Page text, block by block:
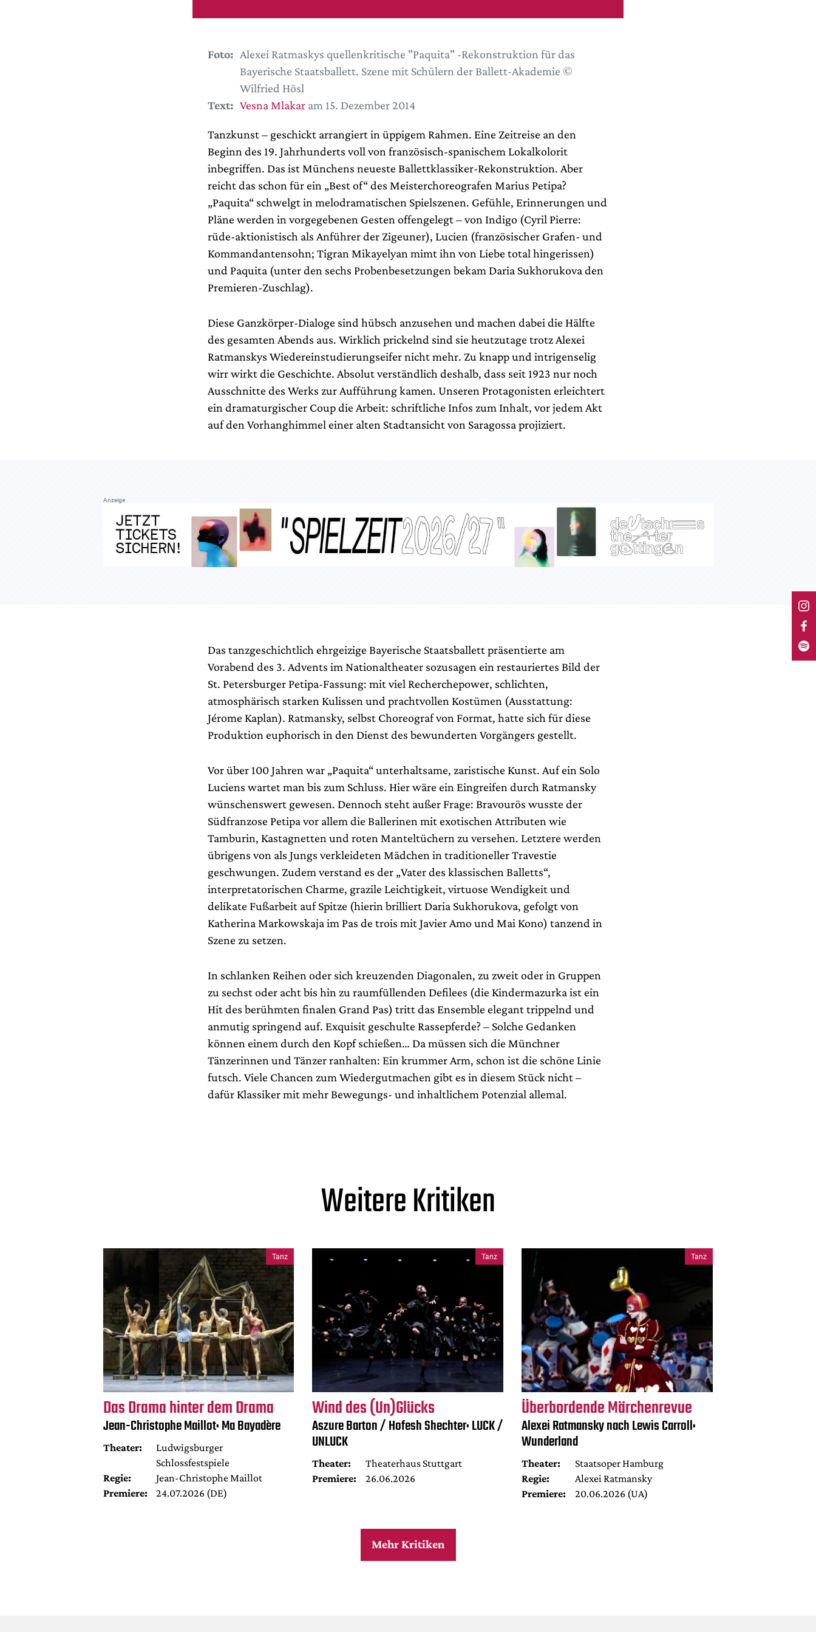
Foto: Alexei Ratmaskys quellenkritische "Paquita" -Rekonstruktion für das
Bayerische Staatsballett. Szene mit Schülern der Ballett-Akademie ©
Wilfried Hösl
Text: Vesna Mlakaram 15. Dezember 2014
Tanzkunst – geschickt arrangiert in üppigem Rahmen. Eine Zeitreise an den
Beginn des 19. Jahrhunderts voll von französisch-spanischem Lokalkolorit
inbegriffen. Das ist Münchens neueste Ballettklassiker-Rekonstruktion. Aber
reicht das schon für ein „Best of“ des Meisterchoreografen Marius Petipa?
„Paquita“ schwelgt in melodramatischen Spielszenen. Gefühle, Erinnerungen und
Pläne werden in vorgegebenen Gesten offengelegt – von Indigo (Cyril Pierre:
rüde-aktionistisch als Anführer der Zigeuner), Lucien (französischer Grafen- und
Kommandantensohn; Tigran Mikayelyan mimt ihn von Liebe total hingerissen)
und Paquita (unter den sechs Probenbesetzungen bekam Daria Sukhorukova den
Premieren-Zuschlag).
Diese Ganzkörper-Dialoge sind hübsch anzusehen und machen dabei die Hälfte
des gesamten Abends aus. Wirklich prickelnd sind sie heutzutage trotz Alexei
Ratmanskys Wiedereinstudierungseifer nicht mehr. Zu knapp und intrigenselig
wirr wirkt die Geschichte. Absolut verständlich deshalb, dass seit 1923 nur noch
Ausschnitte des Werks zur Aufführung kamen. Unseren Protagonisten erleichtert
ein dramaturgischer Coup die Arbeit: schriftliche Infos zum Inhalt, vor jedem Akt
auf den Vorhanghimmel einer alten Stadtansicht von Saragossa projiziert.
Anzeige
Das tanzgeschichtlich ehrgeizige Bayerische Staatsballett präsentierte am
Vorabend des 3. Advents im Nationaltheater sozusagen ein restauriertes Bild der
St. Petersburger Petipa-Fassung: mit viel Recherchepower, schlichten,
atmosphärisch starken Kulissen und prachtvollen Kostümen (Ausstattung:
Jérome Kaplan). Ratmansky, selbst Choreograf von Format, hatte sich für diese
Produktion euphorisch in den Dienst des bewunderten Vorgängers gestellt.
Vor über 100 Jahren war „Paquita“ unterhaltsame, zaristische Kunst. Auf ein Solo
Luciens wartet man bis zum Schluss. Hier wäre ein Eingreifen durch Ratmansky
wünschenswert gewesen. Dennoch steht außer Frage: Bravourös wusste der
Südfranzose Petipa vor allem die Ballerinen mit exotischen Attributen wie
Tamburin, Kastagnetten und roten Manteltüchern zu versehen. Letztere werden
übrigens von als Jungs verkleideten Mädchen in traditioneller Travestie
geschwungen. Zudem verstand es der „Vater des klassischen Balletts“,
interpretatorischen Charme, grazile Leichtigkeit, virtuose Wendigkeit und
delikate Fußarbeit auf Spitze (hierin brilliert Daria Sukhorukova, gefolgt von
Katherina Markowskaja im Pas de trois mit Javier Amo und Mai Kono) tanzend in
Szene zu setzen.
In schlanken Reihen oder sich kreuzenden Diagonalen, zu zweit oder in Gruppen
zu sechst oder acht bis hin zu raumfüllenden Defilees (die Kindermazurka ist ein
Hit des berühmten finalen Grand Pas) tritt das Ensemble elegant trippelnd und
anmutig springend auf. Exquisit geschulte Rassepferde? – Solche Gedanken
können einem durch den Kopf schießen… Da müssen sich die Münchner
Tänzerinnen und Tänzer ranhalten: Ein krummer Arm, schon ist die schöne Linie
futsch. Viele Chancen zum Wiedergutmachen gibt es in diesem Stück nicht –
dafür Klassiker mit mehr Bewegungs- und inhaltlichem Potenzial allemal.
Weitere Kritiken
Tanz
Das Drama hinter dem Drama
Jean-Christophe Maillot: Ma Bayadère
Theater:
Ludwigsburger
Schlossfestspiele
Regie:
Jean-Christophe Maillot
Premiere:
24.07.2026 (DE)
Tanz
Wind des (Un)Glücks
Aszure Barton / Hofesh Shechter: LUCK /
UNLUCK
Theater:
Theaterhaus Stuttgart
Premiere:
26.06.2026
Tanz
Überbordende Märchenrevue
Alexei Ratmansky nach Lewis Carroll:
Wunderland
Theater:
Staatsoper Hamburg
Regie:
Alexei Ratmansky
Premiere:
20.06.2026 (UA)
Mehr Kritiken